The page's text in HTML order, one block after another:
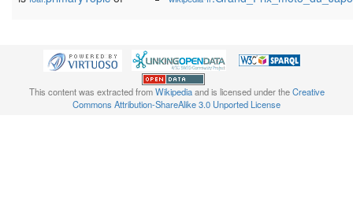
This content was extracted fromWikipediaand is licensed under theCreative
Commons Attribution-ShareAlike 3.0 Unported License